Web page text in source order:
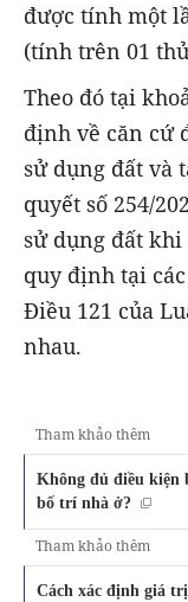
được tính một
(tính trên 01
Theo đó tại
định về căn cứ
sử dụng đất và
quyết số 254/
sử dụng đất
quy định tại
Điều 121 của
nhau.
Tham khảo thêm
Không đủ điều kiện
bố trí nhà ở?
Tham khảo thêm
Cách xác định giá